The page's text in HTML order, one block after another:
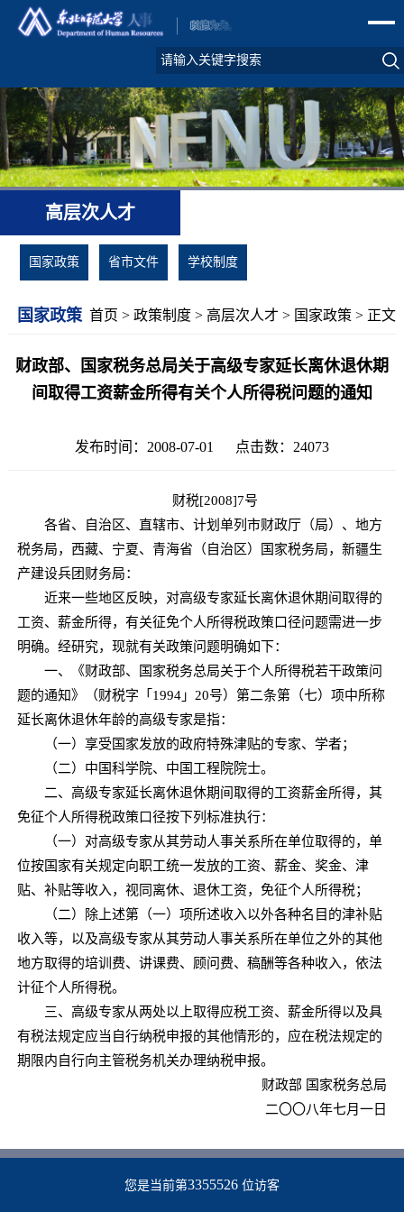
高层次人才
国家政策 省市文件 学校制度
国家政策 首页 >政策制度 > 高层次人才 > 国家政策 > 正文
财政部、国家税务总局关于高级专家延长离休退休期
间取得工资薪金所得有关个人所得税问题的通知
发布时间：2008-07-01 点击数： 24073
财税[2008]7号
各省、自治区、直辖市、计划单列市财政厅（局）、地方
税务局，西藏、宁夏、青海省（自治区）国家税务局，新疆生
产建设兵团财务局：
近来一些地区反映，对高级专家延长离休退休期间取得的
工资、薪金所得，有关征免个人所得税政策口径问题需进一步
明确。经研究，现就有关政策问题明确如下：
一、《财政部、国家税务总局关于个人所得税若干政策问
题的通知》（财税字「1994」20号）第二条第（七）项中所称
延长离休退休年龄的高级专家是指：
（一）享受国家发放的政府特殊津贴的专家、学者；
（二）中国科学院、中国工程院院士。
二、高级专家延长离休退休期间取得的工资薪金所得，其
免征个人所得税政策口径按下列标准执行：
（一）对高级专家从其劳动人事关系所在单位取得的，单
位按国家有关规定向职工统一发放的工资、薪金、奖金、津
贴、补贴等收入，视同离休、退休工资，免征个人所得税；
（二）除上述第（一）项所述收入以外各种名目的津补贴
收入等，以及高级专家从其劳动人事关系所在单位之外的其他
地方取得的培训费、讲课费、顾问费、稿酬等各种收入，依法
计征个人所得税。
三、高级专家从两处以上取得应税工资、薪金所得以及具
有税法规定应当自行纳税申报的其他情形的，应在税法规定的
期限内自行向主管税务机关办理纳税申报。
财政部 国家税务总局
二〇〇八年七月一日
您是当前第3355526 位访客